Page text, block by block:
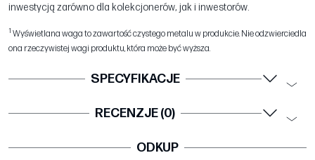
inwestycją zarówno dla kolekcjonerów, jak i inwestorów.
1 Wyświetlana waga to zawartość czystego metalu w produkcie. Nie odzwierciedla
ona rzeczywistej wagi produktu, która może być wyższa.
SPECYFIKACJE
RECENZJE (0)
ODKUP